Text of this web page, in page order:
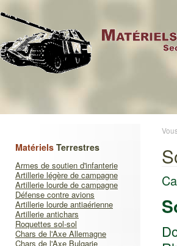
Matériels Terrestres
Armes de soutien d'infanterie
Artillerie légère de campagne
Artillerie lourde de campagne
Défense contre avions
Artillerie lourde antiaérienne
Artillerie antichars
Roquettes sol-sol
Chars de l'Axe Allemagne
Chars de l'Axe Bulgarie